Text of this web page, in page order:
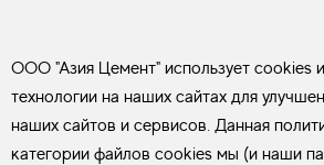
ООО "Азия Цемент" использует cookies
технологии на наших сайтах для
наших сайтов и сервисов. Данная
категории файлов cookies мы (и наши